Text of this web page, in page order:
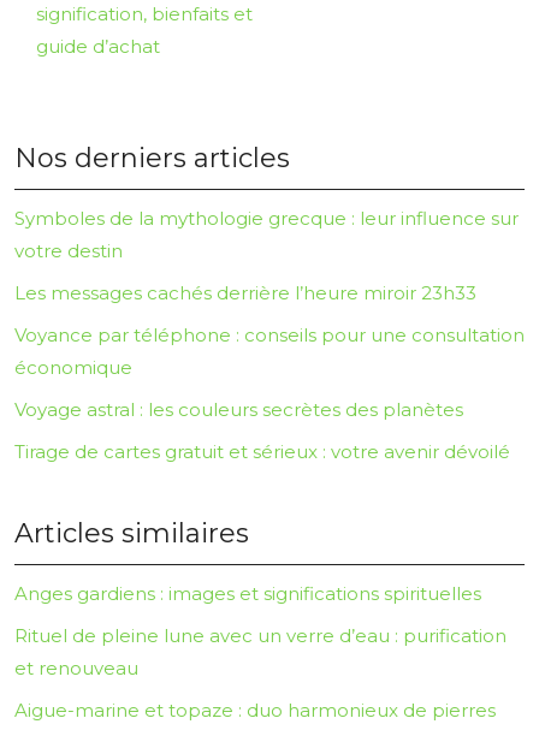
signification, bienfaits et
guide d’achat
Nos derniers articles
Symboles de la mythologie grecque : leur influence sur
votre destin
Les messages cachés derrière l’heure miroir 23h33
Voyance par téléphone : conseils pour une consultation
économique
Voyage astral : les couleurs secrètes des planètes
Tirage de cartes gratuit et sérieux : votre avenir dévoilé
Articles similaires
Anges gardiens : images et significations spirituelles
Rituel de pleine lune avec un verre d’eau : purification
et renouveau
Aigue-marine et topaze : duo harmonieux de pierres